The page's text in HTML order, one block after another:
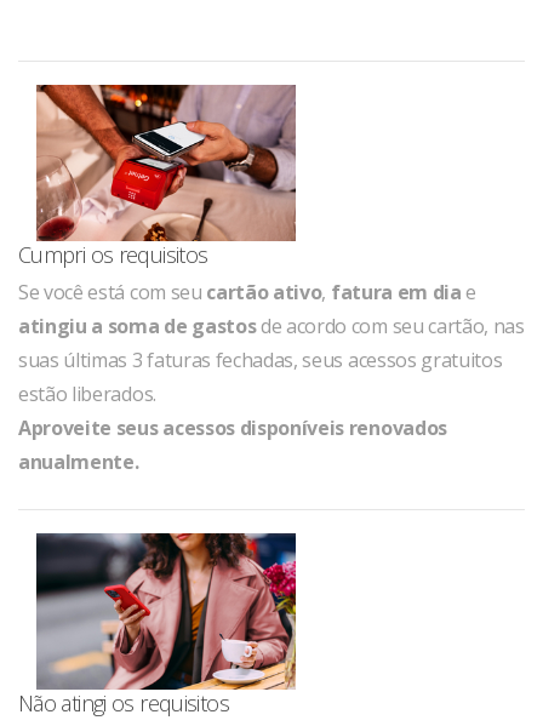
Cumpri os requisitos
Se você está com seu cartão ativo, fatura em diae
atingiu a soma de gastosde acordo com seu cartão, nas
suas últimas 3 faturas fechadas, seus acessos gratuitos
estão liberados.
Aproveite seus acessos disponíveis renovados
anualmente.
Não atingi os requisitos